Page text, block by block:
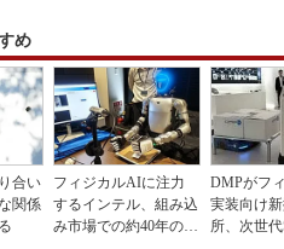
め
合い
関係
フィジカルAIに注力
するインテル、組み込
み市場での約40年の実
DMPがフ
実装向け
所、次世